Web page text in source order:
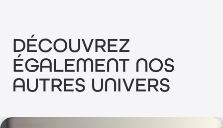
DÉCOUVREZ
ÉGALEMENT NOS
AUTRES UNIVERS